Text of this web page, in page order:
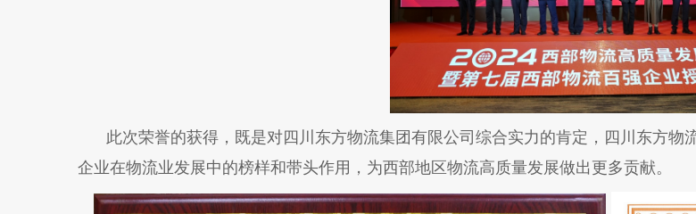
此次荣誉的获得，既是对四川东方物流集团有限公司综合实力的肯定，四川东方物
企业在物流业发展中的榜样和带头作用，为西部地区物流高质量发展做出更多贡献。